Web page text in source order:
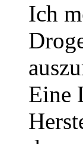
Ich
Eine